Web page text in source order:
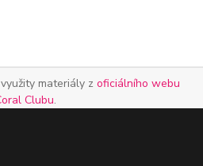
materiály z oficiálního webu
Clubu.